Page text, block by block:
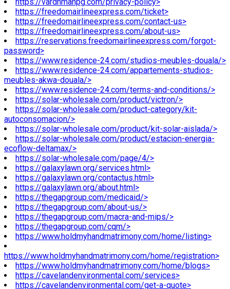
https://freedomairlineexpress.com/ticket>
https://freedomairlineexpress.com/contact-us>
https://freedomairlineexpress.com/about-us>
https://reservations.freedomairlineexpress.com/forgot-
password>
https://www.residence-24.com/studios-meubles-douala/>
https://www.residence-24.com/appartements-studios-
meubles-akwa-douala/>
https://www.residence-24.com/terms-and-conditions/>
https://solar-wholesale.com/product/victron/>
https://solar-wholesale.com/product-category/kit-
autoconsomacion/>
https://solar-wholesale.com/product/kit-solar-aislada/>
https://solar-wholesale.com/product/estacion-energia-
ecoflow-deltamax/>
https://solar-wholesale.com/page/4/>
https://galaxylawn.org/services.html>
https://galaxylawn.org/contactus.html>
https://galaxylawn.org/about.html>
https://thegapgroup.com/medicaid/>
https://thegapgroup.com/about-us/>
https://thegapgroup.com/macra-and-mips/>
https://thegapgroup.com/cqm/>
https://www.holdmyhandmatrimony.com/home/listing>
https://www.holdmyhandmatrimony.com/home/registration>
https://www.holdmyhandmatrimony.com/home/blogs>
https://cavelandenvironmental.com/services>
https://cavelandenvironmental.com/get-a-quote>